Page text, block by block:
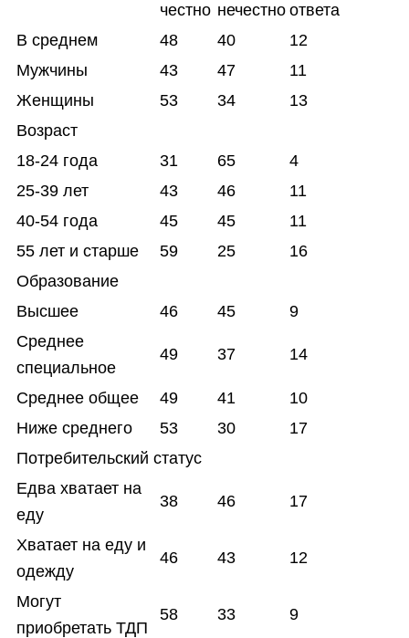
честно нечестно ответа
В среднем
48 40
12
Мужчины
43 47
11
Женщины
53 34
13
Возраст
18-24 года
31 65
4
25-39 лет
43 46
11
40-54 года
45 45
11
55 лет и старше
59 25
16
Образование
Высшее
46 45
9
Среднее
специальное
49 37 14
Среднее общее 49 41
10
Ниже среднего
53 30
17
Потребительский статус
Едва хватает на
еду
38 46 17
Хватает на еду и
одежду
46 43 12
Могут
приобретать ТДП
58 33 9